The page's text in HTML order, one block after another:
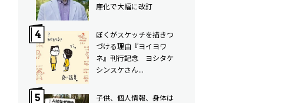
庫化で大幅に改訂
ぼくがスケッチを描きつ
づける理由――『ヨイヨワ
ネ』刊行記念 ヨシタケ
シンスケさん...
子供、個人情報、身体は